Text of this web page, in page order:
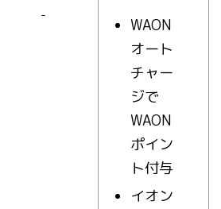
-
WAON
オート
チャー
ジで
WAON
ポイン
ト付与
イオン